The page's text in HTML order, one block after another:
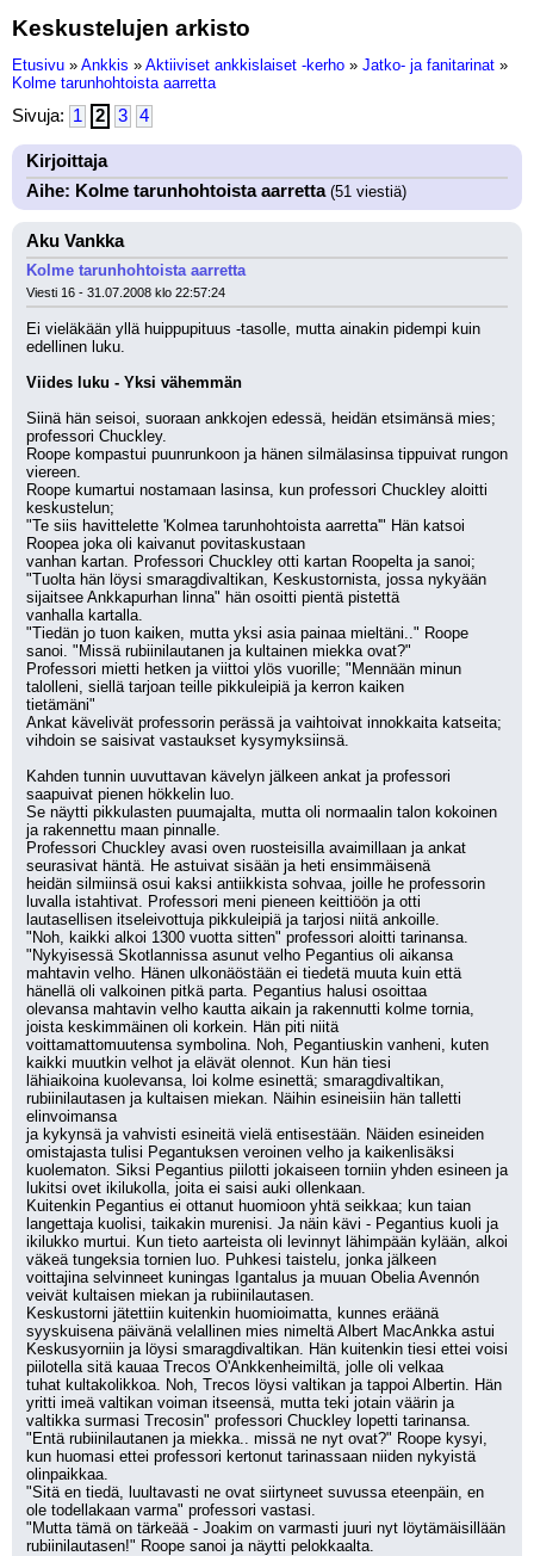
Keskustelujen arkisto
Etusivu » Ankkis » Aktiiviset ankkislaiset -kerho » Jatko- ja fanitarinat »
Kolme tarunhohtoista aarretta
Sivuja: 1 2 3 4
Kirjoittaja
Aihe: Kolme tarunhohtoista aarretta(51 viestiä)
Aku Vankka
Kolme tarunhohtoista aarretta
Viesti 16 - 31.07.2008 klo 22:57:24
Ei vieläkään yllä huippupituus -tasolle, mutta ainakin pidempi kuin
edellinen luku.
Viides luku - Yksi vähemmän
Siinä hän seisoi, suoraan ankkojen edessä, heidän etsimänsä mies;
professori Chuckley.
Roope kompastui puunrunkoon ja hänen silmälasinsa tippuivat rungon
viereen.
Roope kumartui nostamaan lasinsa, kun professori Chuckley aloitti
keskustelun;
"Te siis havittelette 'Kolmea tarunhohtoista aarretta'" Hän katsoi
Roopea joka oli kaivanut povitaskustaan
vanhan kartan. Professori Chuckley otti kartan Roopelta ja sanoi;
"Tuolta hän löysi smaragdivaltikan, Keskustornista, jossa nykyään
sijaitsee Ankkapurhan linna" hän osoitti pientä pistettä
vanhalla kartalla.
"Tiedän jo tuon kaiken, mutta yksi asia painaa mieltäni.." Roope
sanoi. "Missä rubiinilautanen ja kultainen miekka ovat?"
Professori mietti hetken ja viittoi ylös vuorille; "Mennään minun
talolleni, siellä tarjoan teille pikkuleipiä ja kerron kaiken
tietämäni"
Ankat kävelivät professorin perässä ja vaihtoivat innokkaita katseita;
vihdoin se saisivat vastaukset kysymyksiinsä.
Kahden tunnin uuvuttavan kävelyn jälkeen ankat ja professori
saapuivat pienen hökkelin luo.
Se näytti pikkulasten puumajalta, mutta oli normaalin talon kokoinen
ja rakennettu maan pinnalle.
Professori Chuckley avasi oven ruosteisilla avaimillaan ja ankat
seurasivat häntä. He astuivat sisään ja heti ensimmäisenä
heidän silmiinsä osui kaksi antiikkista sohvaa, joille he professorin
luvalla istahtivat. Professori meni pieneen keittiöön ja otti
lautasellisen itseleivottuja pikkuleipiä ja tarjosi niitä ankoille.
"Noh, kaikki alkoi 1300 vuotta sitten" professori aloitti tarinansa.
"Nykyisessä Skotlannissa asunut velho Pegantius oli aikansa
mahtavin velho. Hänen ulkonäöstään ei tiedetä muuta kuin että
hänellä oli valkoinen pitkä parta. Pegantius halusi osoittaa
olevansa mahtavin velho kautta aikain ja rakennutti kolme tornia,
joista keskimmäinen oli korkein. Hän piti niitä
voittamattomuutensa symbolina. Noh, Pegantiuskin vanheni, kuten
kaikki muutkin velhot ja elävät olennot. Kun hän tiesi
lähiaikoina kuolevansa, loi kolme esinettä; smaragdivaltikan,
rubiinilautasen ja kultaisen miekan. Näihin esineisiin hän talletti
elinvoimansa
ja kykynsä ja vahvisti esineitä vielä entisestään. Näiden esineiden
omistajasta tulisi Pegantuksen veroinen velho ja kaikenlisäksi
kuolematon. Siksi Pegantius piilotti jokaiseen torniin yhden esineen ja
lukitsi ovet ikilukolla, joita ei saisi auki ollenkaan.
Kuitenkin Pegantius ei ottanut huomioon yhtä seikkaa; kun taian
langettaja kuolisi, taikakin murenisi. Ja näin kävi - Pegantius kuoli ja
ikilukko murtui. Kun tieto aarteista oli levinnyt lähimpään kylään, alkoi
väkeä tungeksia tornien luo. Puhkesi taistelu, jonka jälkeen
voittajina selvinneet kuningas Igantalus ja muuan Obelia Avennón
veivät kultaisen miekan ja rubiinilautasen.
Keskustorni jätettiin kuitenkin huomioimatta, kunnes eräänä
syyskuisena päivänä velallinen mies nimeltä Albert MacAnkka astui
Keskusyorniin ja löysi smaragdivaltikan. Hän kuitenkin tiesi ettei voisi
piilotella sitä kauaa Trecos O'Ankkenheimiltä, jolle oli velkaa
tuhat kultakolikkoa. Noh, Trecos löysi valtikan ja tappoi Albertin. Hän
yritti imeä valtikan voiman itseensä, mutta teki jotain väärin ja
valtikka surmasi Trecosin" professori Chuckley lopetti tarinansa.
"Entä rubiinilautanen ja miekka.. missä ne nyt ovat?" Roope kysyi,
kun huomasi ettei professori kertonut tarinassaan niiden nykyistä
olinpaikkaa.
"Sitä en tiedä, luultavasti ne ovat siirtyneet suvussa eteenpäin, en
ole todellakaan varma" professori vastasi.
"Mutta tämä on tärkeää - Joakim on varmasti juuri nyt löytämäisillään
rubiinilautasen!" Roope sanoi ja näytti pelokkaalta.